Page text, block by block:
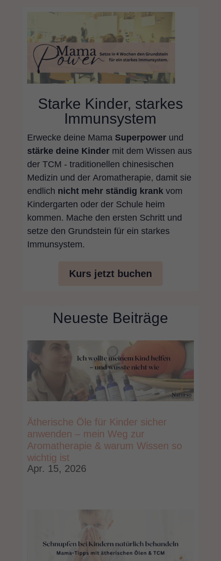
Starke Kinder, starkes
Immunsystem
Erwecke deine Mama Superpower und
stärke deine Kindermit dem Wissen aus
der TCM - traditionellen chinesischen
Medizin und der Aromatherapie, damit sie
endlich nicht mehr ständig krankvom
Kindergarten oder der Schule heim
kommen. Mache den ersten Schritt und
setze den Grundstein für ein starkes
Immunsystem.
Kurs jetzt buchen
Neueste Beiträge
Ätherische Öle für Kinder sicher
anwenden – mein Weg zur
Aromatherapie & warum Wissen so
wichtig ist
Apr. 15, 2026